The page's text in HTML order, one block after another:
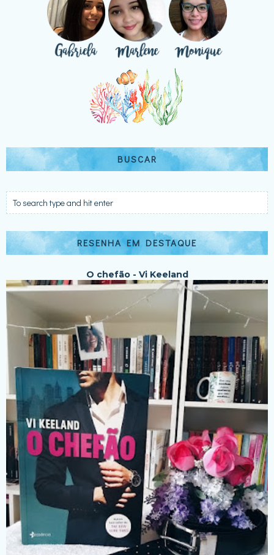
BUSCAR
RESENHA EM DESTAQUE
O chefão - Vi Keeland